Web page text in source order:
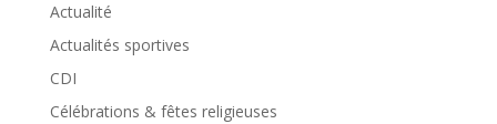
Actualité
Actualités sportives
CDI
Célébrations & fêtes religieuses